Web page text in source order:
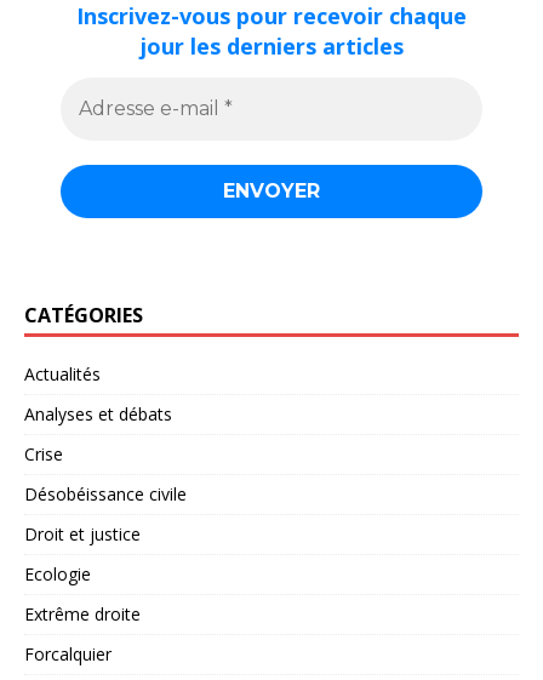
Inscrivez-vous pour recevoir chaque
jour les derniers articles
CATÉGORIES
Actualités
Analyses et débats
Crise
Désobéissance civile
Droit et justice
Ecologie
Extrême droite
Forcalquier